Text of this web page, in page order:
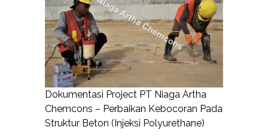
Dokumentasi Project PT Niaga Artha
Chemcons – Perbaikan Kebocoran Pada
Struktur Beton (Injeksi Polyurethane)